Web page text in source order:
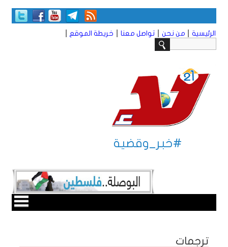
الرئيسية من نحن تواصل معنا خريطة الموقع
#خبر_وقضية
ترجمات